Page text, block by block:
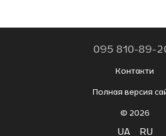
095 810-89-
Контакти
Полная версия
© 2026
UA RU